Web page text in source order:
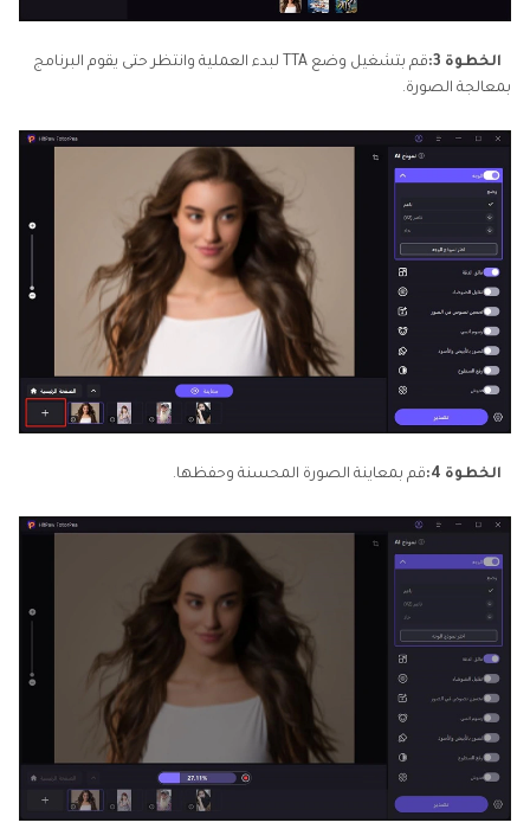
الخطوة 3:
قم بتشغيل وضع TTA لبدء العملية وانتظر حتى يقوم البرنامج
بمعالجة الصورة.
الخطوة 4: قم بمعاينة الصورة المحسنة وحفظها.